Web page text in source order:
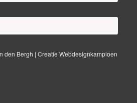
den Bergh | Creatie Webdesignkampioen